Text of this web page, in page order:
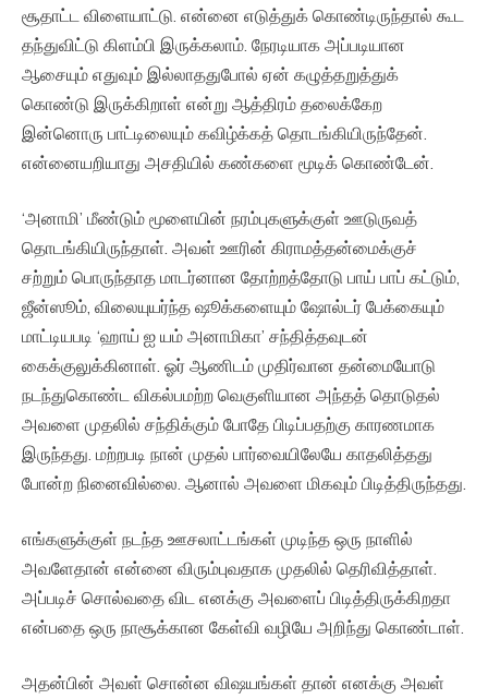
சூதாட்ட விளையாட்டு. என்னை எடுத்துக் கொண்டிருந்தால் கூட
தந்துவிட்டு கிளம்பி இருக்கலாம். நேரடியாக அப்படியான
ஆசையும் எதுவும் இல்லாததுபோல் ஏன் கழுத்தறுத்துக்
கொண்டு இருக்கிறாள் என்று ஆத்திரம் தலைக்கேற
இன்னொரு பாட்டிலையும் கவிழ்க்கத் தொடங்கியிருந்தேன்.
என்னையறியாது அசதியில் கண்களை மூடிக் கொண்டேன்.
‘அனாமி’ மீண்டும் மூளையின் நரம்புகளுக்குள் ஊடுருவத்
தொடங்கியிருந்தாள். அவள் ஊரின் கிராமத்தன்மைக்குச்
சற்றும் பொருந்தாத மாடர்னான தோற்றத்தோடு பாய் பாப் கட்டும்,
ஜீன்ஸூம், விலையுயர்ந்த ஷூக்களையும் ஷோல்டர் பேக்கையும்
மாட்டியபடி ‘ஹாய் ஐ யம் அனாமிகா’ சந்தித்தவுடன்
கைக்குலுக்கினாள். ஓர் ஆணிடம் முதிர்வான தன்மையோடு
நடந்துகொண்ட விகல்பமற்ற வெகுளியான அந்தத் தொடுதல்
அவளை முதலில் சந்திக்கும் போதே பிடிப்பதற்கு காரணமாக
இருந்தது. மற்றபடி நான் முதல் பார்வையிலேயே காதலித்தது
போன்ற நினைவில்லை. ஆனால் அவளை மிகவும் பிடித்திருந்தது.
எங்களுக்குள் நடந்த ஊசலாட்டங்கள் முடிந்த ஒரு நாளில்
அவளேதான் என்னை விரும்புவதாக முதலில் தெரிவித்தாள்.
அப்படிச் சொல்வதை விட எனக்கு அவளைப் பிடித்திருக்கிறதா
என்பதை ஒரு நாசூக்கான கேள்வி வழியே அறிந்து கொண்டாள்.
அதன்பின் அவள் சொன்ன விஷயங்கள் தான் எனக்கு அவள்